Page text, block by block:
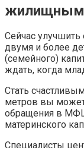
Сейчас
двумя и более
(семейного)
ждать, когда
Стать
метров вы
обращения в МФЦ
материнского
Специалисты